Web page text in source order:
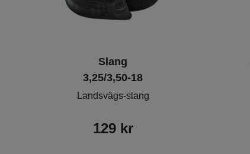
Slang
3,25/3,50-18
Landsvägs-slang
129kr